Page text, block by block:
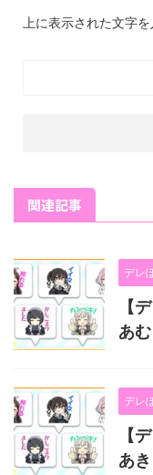
上に表示された文字を
関連記事
デレ
【
あむ
デレ
【
あき